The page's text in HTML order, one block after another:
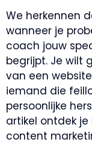
We herkennen
wanneer je
coach jouw
begrijpt. Je wilt
van een
iemand die
persoonlijke
artikel ontdek
content